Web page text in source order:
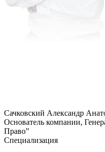
Сачковский Александр
Основатель компании,
Право”
Специализация